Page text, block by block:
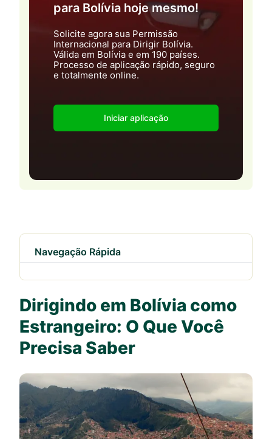
para Bolívia hoje mesmo!
Solicite agora sua Permissão
Internacional para Dirigir Bolívia.
Válida em Bolívia e em 190 países.
Processo de aplicação rápido, seguro
e totalmente online.
Iniciar aplicação
Navegação Rápida
Dirigindo em Bolívia como
Estrangeiro: O Que Você
Precisa Saber